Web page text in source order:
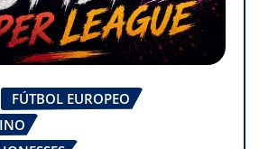
FÚTBOL EUROPEO